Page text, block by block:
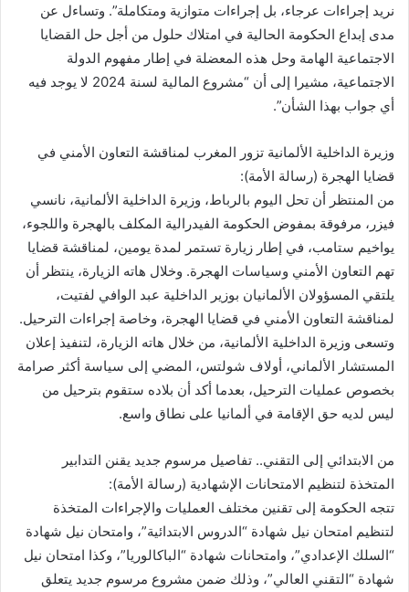
نريد إجراءات عرجاء، بل إجراءات متوازية ومتكاملة”. وتساءل عن
مدى إبداع الحكومة الحالية في امتلاك حلول من أجل حل القضايا
الاجتماعية الهامة وحل هذه المعضلة في إطار مفهوم الدولة
الاجتماعية، مشيرا إلى أن “مشروع المالية لسنة 2024 لا يوجد فيه
أي جواب بهذا الشأن”.
وزيرة الداخلية الألمانية تزور المغرب لمناقشة التعاون الأمني في
قضايا الهجرة (رسالة الأمة):
من المنتظر أن تحل اليوم بالرباط، وزيرة الداخلية الألمانية، نانسي
فيزر، مرفوقة بمفوض الحكومة الفيدرالية المكلف بالهجرة واللجوء،
يواخيم ستامب، في إطار زيارة تستمر لمدة يومين، لمناقشة قضايا
تهم التعاون الأمني وسياسات الهجرة. وخلال هاته الزيارة، ينتظر أن
يلتقي المسؤولان الألمانيان بوزير الداخلية عبد الوافي لفتيت،
لمناقشة التعاون الأمني في قضايا الهجرة، وخاصة إجراءات الترحيل.
وتسعى وزيرة الداخلية الألمانية، من خلال هاته الزيارة، لتنفيذ إعلان
المستشار الألماني، أولاف شولتس، المضي إلى سياسة أكثر صرامة
بخصوص عمليات الترحيل، بعدما أكد أن بلاده ستقوم بترحيل من
ليس لديه حق الإقامة في ألمانيا على نطاق واسع.
من الابتدائي إلى التقني.. تفاصيل مرسوم جديد يقنن التدابير
المتخذة لتنظيم الامتحانات الإشهادية (رسالة الأمة):
تتجه الحكومة إلى تقنين مختلف العمليات والإجراءات المتخذة
لتنظيم امتحان نيل شهادة “الدروس الابتدائية”، وامتحان نيل شهادة
“السلك الإعدادي”، وامتحانات شهادة “الباكالوريا”، وكذا امتحان نيل
شهادة “التقني العالي”، وذلك ضمن مشروع مرسوم جديد يتعلق